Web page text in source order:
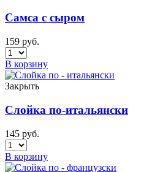
Самса с сыром
159 руб.
В корзину
Закрыть
Слойка по-итальянски
145 руб.
В корзину